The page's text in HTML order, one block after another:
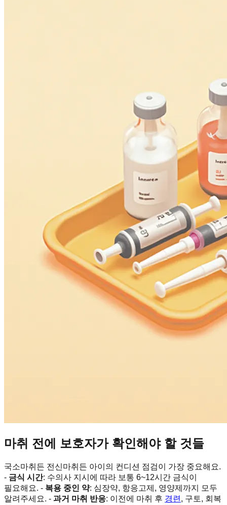
마취 전에 보호자가 확인해야 할 것들
국소마취든 전신마취든 아이의 컨디션 점검이 가장 중요해요.
- 금식 시간: 수의사 지시에 따라 보통 6~12시간 금식이
필요해요. - 복용 중인 약: 심장약, 항응고제, 영양제까지 모두
알려주세요. - 과거 마취 반응: 이전에 마취 후 경련 , 구토, 회복